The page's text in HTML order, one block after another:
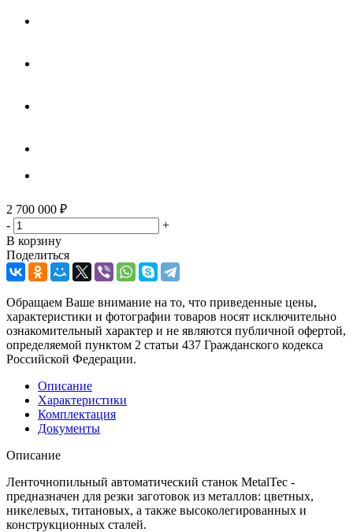
2 700 000 ₽
-
+
В корзину
Поделиться
Обращаем Ваше внимание на то, что приведенные цены,
характеристики и фотографии товаров носят исключительно
ознакомительный характер и не являются публичной офертой,
определяемой пунктом 2 статьи 437 Гражданского кодекса
Российской Федерации.
Описание
Характеристики
Комплектация
Документы
Описание
Ленточнопильный автоматический станок MetalTec -
предназначен для резки заготовок из металлов: цветных,
никелевых, титановых, а также высоколегированных и
конструкционных сталей.